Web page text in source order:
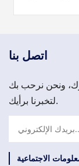
S800 I/O. فريقنا متاح على مدار
الغيار المهمة،
اتصل بنا
ونحن نرحب بك
لتخبرنا برأيك.
الاجتماعية